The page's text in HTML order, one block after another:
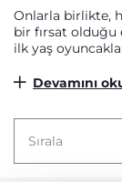
Onlarla birlikte,
bir fırsat olduğu
ilk yaş
desteklerken;
Devamını
Sırala